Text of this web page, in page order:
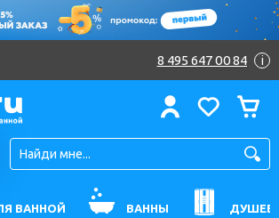
8 495 647 00 84 i
ВАННОЙ ВАННЫ